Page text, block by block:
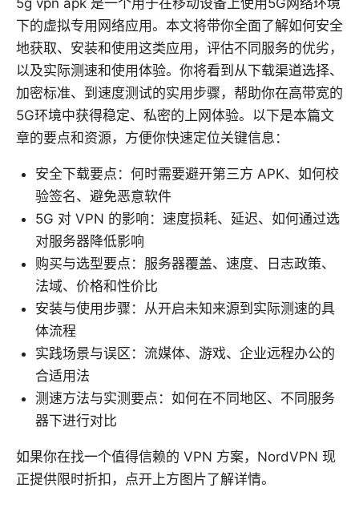
下的虚拟专用网络应用。本文将带你全面了解如何安全
地获取、安装和使用这类应用，评估不同服务的优劣，
以及实际测速和使用体验。你将看到从下载渠道选择、
加密标准、到速度测试的实用步骤，帮助你在高带宽的
5G环境中获得稳定、私密的上网体验。以下是本篇文
章的要点和资源，方便你快速定位关键信息：
安全下载要点：何时需要避开第三方 APK、如何校
验签名、避免恶意软件
5G 对 VPN 的影响：速度损耗、延迟、如何通过选
对服务器降低影响
购买与选型要点：服务器覆盖、速度、日志政策、
法域、价格和性价比
安装与使用步骤：从开启未知来源到实际测速的具
体流程
实践场景与误区：流媒体、游戏、企业远程办公的
合适用法
测速方法与实测要点：如何在不同地区、不同服务
器下进行对比
如果你在找一个值得信赖的 VPN 方案，NordVPN 现
正提供限时折扣，点开上方图片了解详情。